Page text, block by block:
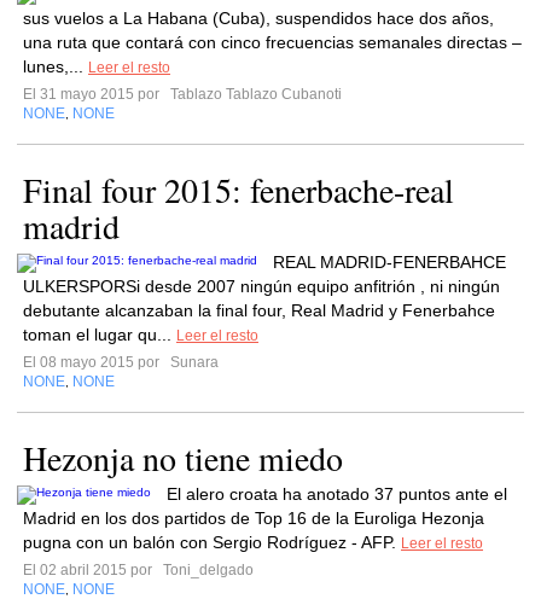
sus vuelos a La Habana (Cuba), suspendidos hace dos años,
una ruta que contará con cinco frecuencias semanales directas –
lunes,...
Leer el resto
El 31 mayo 2015 por
Tablazo Tablazo Cubanoti
NONE NONE
Final four 2015: fenerbache-real
madrid
REAL MADRID-FENERBAHCE
ULKERSPORSi desde 2007 ningún equipo anfitrión , ni ningún
debutante alcanzaban la final four, Real Madrid y Fenerbahce
toman el lugar qu...
Leer el resto
El 08 mayo 2015 por
Sunara
NONE NONE
Hezonja no tiene miedo
El alero croata ha anotado 37 puntos ante el
Madrid en los dos partidos de Top 16 de la Euroliga Hezonja
pugna con un balón con Sergio Rodríguez - AFP. Leer el resto
El 02 abril 2015 por
Toni_delgado
NONE NONE